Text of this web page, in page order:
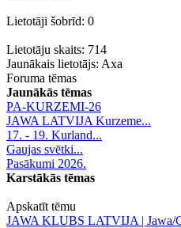
Lietotāji šobrīd: 0
Lietotāju skaits: 714
Jaunākais lietotājs: Axa
Foruma tēmas
Jaunākās tēmas
PA-KURZEMI-26
JAWA LATVIJA Kurzeme...
17. - 19. Kurland...
Gaujas svētki...
Pasākumi 2026.
Karstākās tēmas
Apskatīt tēmu
JAWA KLUBS LATVIJA | Jawa/